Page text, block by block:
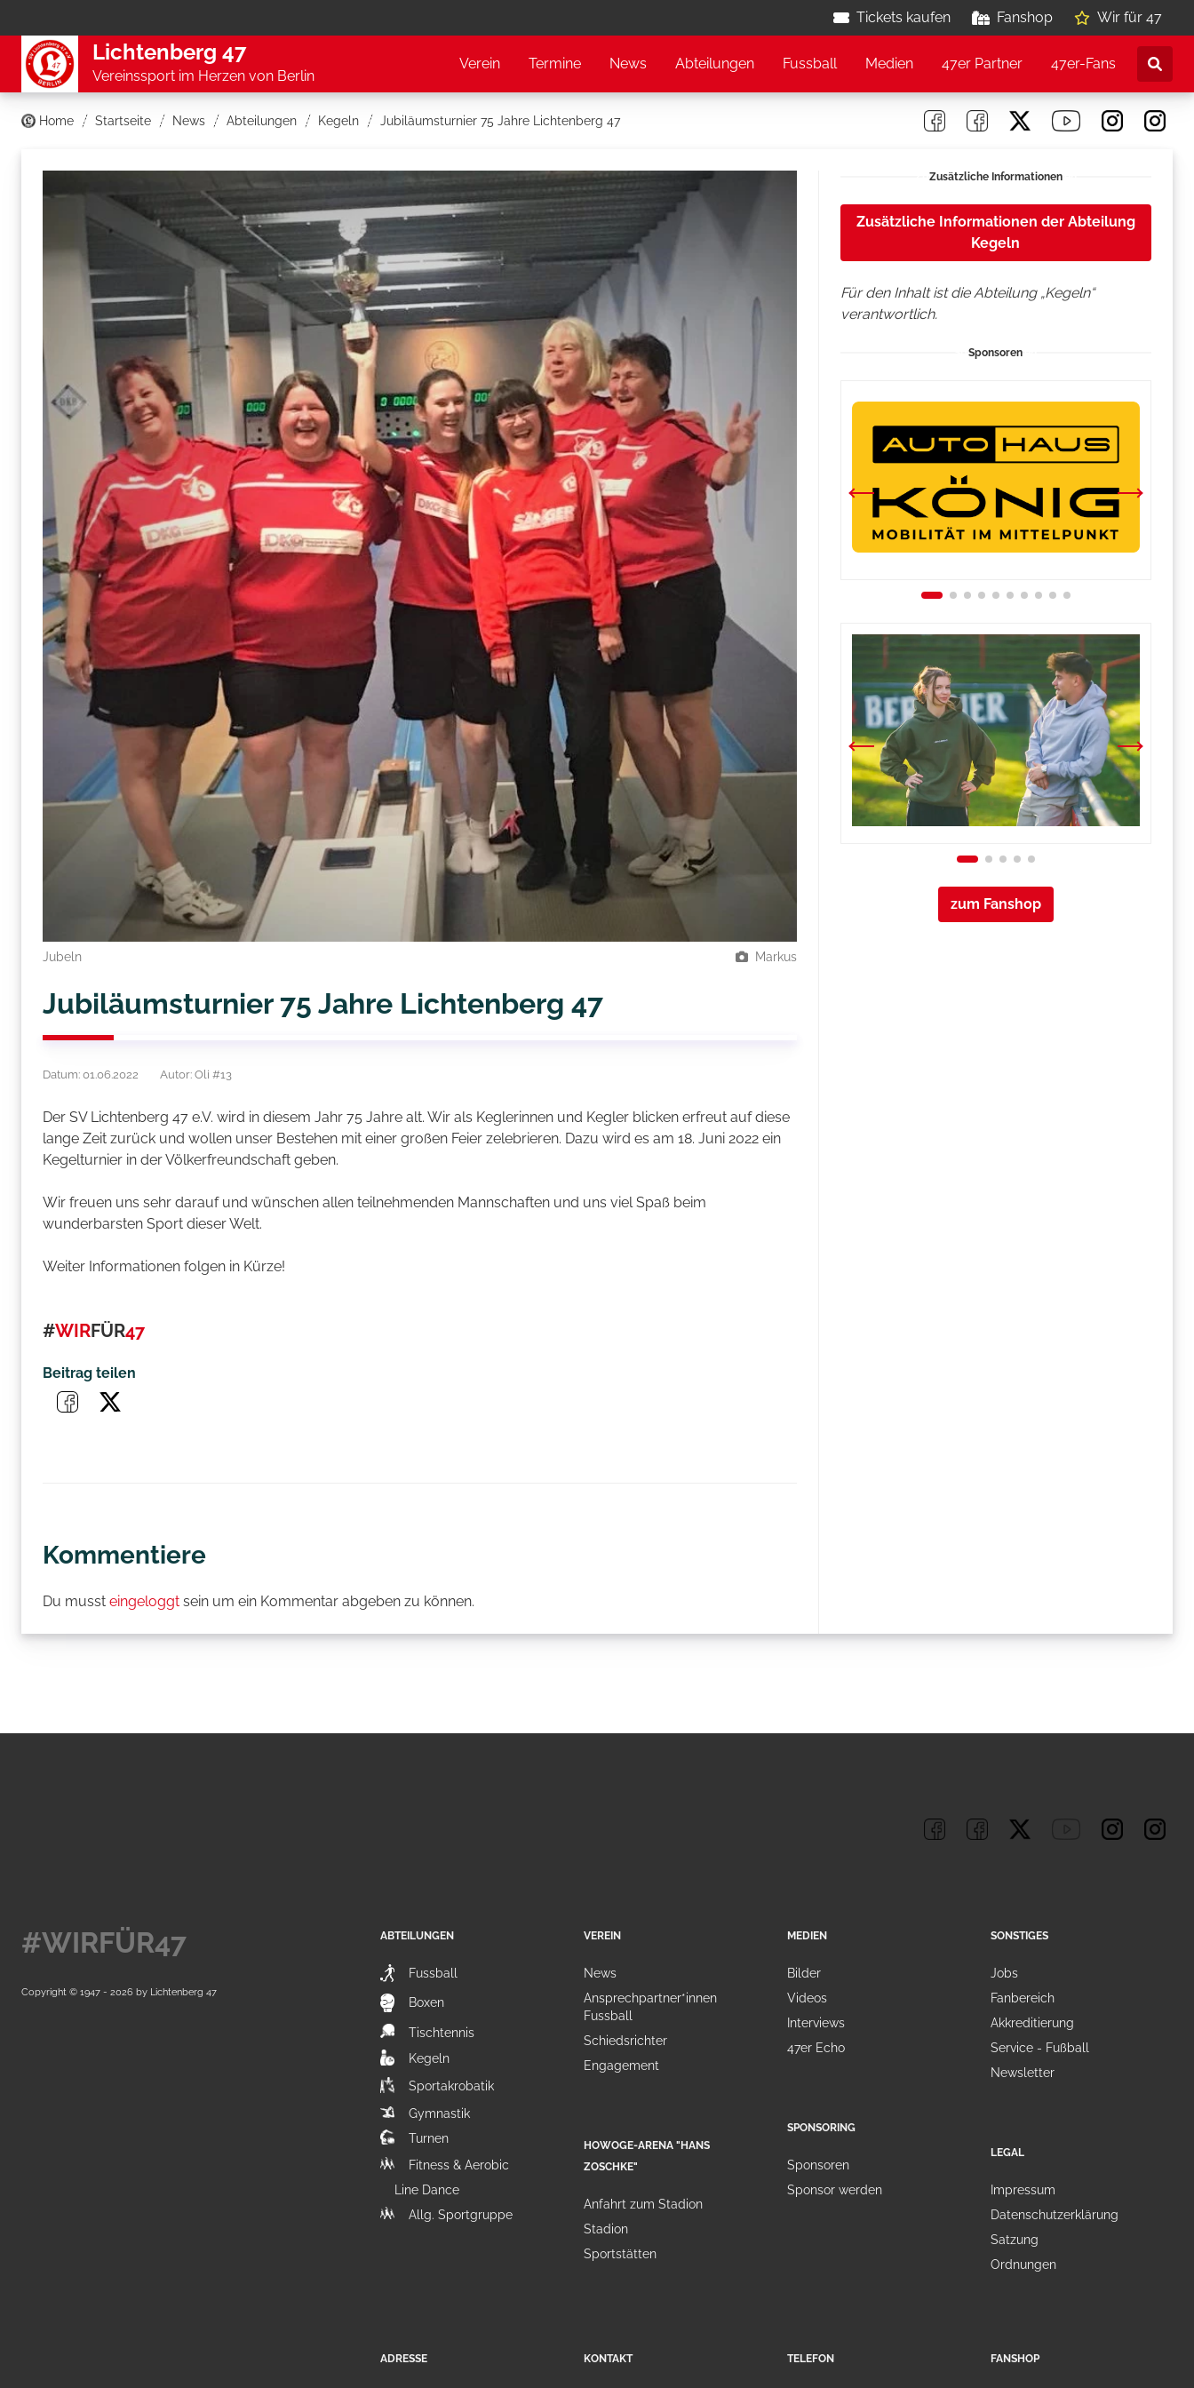
Tickets kaufen Fanshop Wir für 47
Lichtenberg 47
Vereinssport im Herzen von Berlin
Verein Termine News Abteilungen Fussball Medien 47er Partner 47er-Fans
Home Startseite News Abteilungen Kegeln Jubiläumsturnier 75 Jahre Lichtenberg 47
Jubeln Markus
Jubiläumsturnier 75 Jahre Lichtenberg 47
Datum: 01.06.2022 Autor: Oli #13
Der SV Lichtenberg 47 e.V. wird in diesem Jahr 75 Jahre alt. Wir als Keglerinnen und Kegler blicken erfreut auf diese
lange Zeit zurück und wollen unser Bestehen mit einer großen Feier zelebrieren. Dazu wird es am 18. Juni 2022 ein
Kegelturnier in der Völkerfreundschaft geben.
Wir freuen uns sehr darauf und wünschen allen teilnehmenden Mannschaften und uns viel Spaß beim
wunderbarsten Sport dieser Welt.
Weiter Informationen folgen in Kürze!
#WIRFÜR47
Beitrag teilen
Kommentiere
Du musst eingeloggt sein um ein Kommentar abgeben zu können.
Zusätzliche Informationen
Zusätzliche Informationen der Abteilung
Kegeln
Für den Inhalt ist die Abteilung „Kegeln“
verantwortlich.
Sponsoren
zum Fanshop
ABTEILUNGEN
Fussball
Boxen
Tischtennis
Kegeln
Sportakrobatik
Gymnastik
Turnen
Fitness & Aerobic
Line Dance
Allg. Sportgruppe
VEREIN
News
Ansprechpartner*innen
Fussball
Schiedsrichter
Engagement
HOWOGE-ARENA "HANS
ZOSCHKE"
Anfahrt zum Stadion
Stadion
Sportstätten
MEDIEN
Bilder
Videos
Interviews
47er Echo
SPONSORING
Sponsoren
Sponsor werden
SONSTIGES
Jobs
Fanbereich
Akkreditierung
Service - Fußball
Newsletter
LEGAL
Impressum
Datenschutzerklärung
Satzung
Ordnungen
ADRESSE KONTAKT TELEFON FANSHOP
#WIRFÜR47
Copyright © 1947 - 2026 by Lichtenberg 47